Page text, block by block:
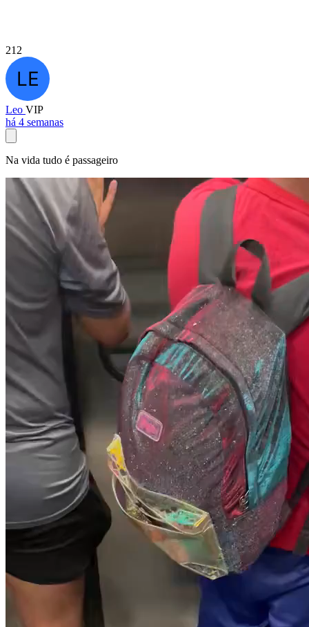
212
Leo VIP
há 4 semanas
Na vida tudo é passageiro